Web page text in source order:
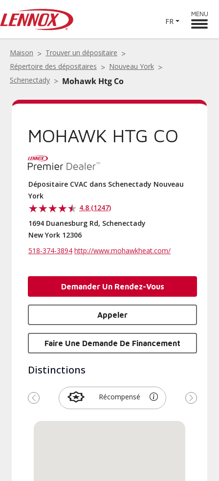
FR
MENU
Maison
Trouver un dépositaire
Répertoire des dépositaires
Nouveau York
Schenectady
Mohawk Htg Co
MOHAWK HTG CO
Dépositaire CVAC dans Schenectady Nouveau
York
4.8 (1247)
1694 Duanesburg Rd, Schenectady
New York 12306
518-374-3894 http://www.mohawkheat.com/
Demander Un Rendez-Vous
Appeler
Faire Une Demande De Financement
Distinctions
Récompensé
Précédent Suivant